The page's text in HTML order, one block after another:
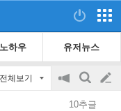
하우 유저뉴스
전체보기
공
지
검
색
글
10추글